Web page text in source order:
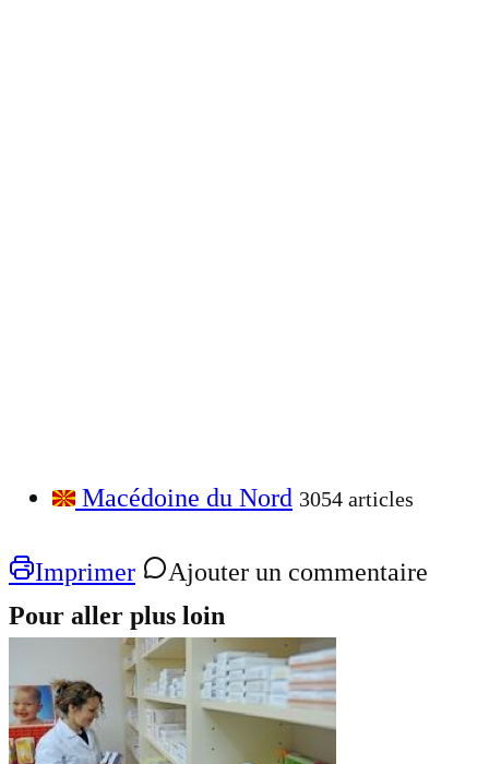
Macédoine du Nord 3054 articles
Imprimer
Ajouter un commentaire
Pour aller plus loin